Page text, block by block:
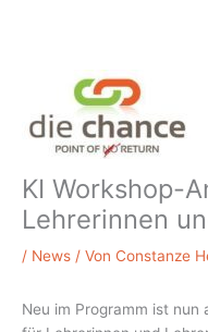
KI Workshop-
Lehrerinnen
/ News / Von Constanze
Neu im Programm ist nun